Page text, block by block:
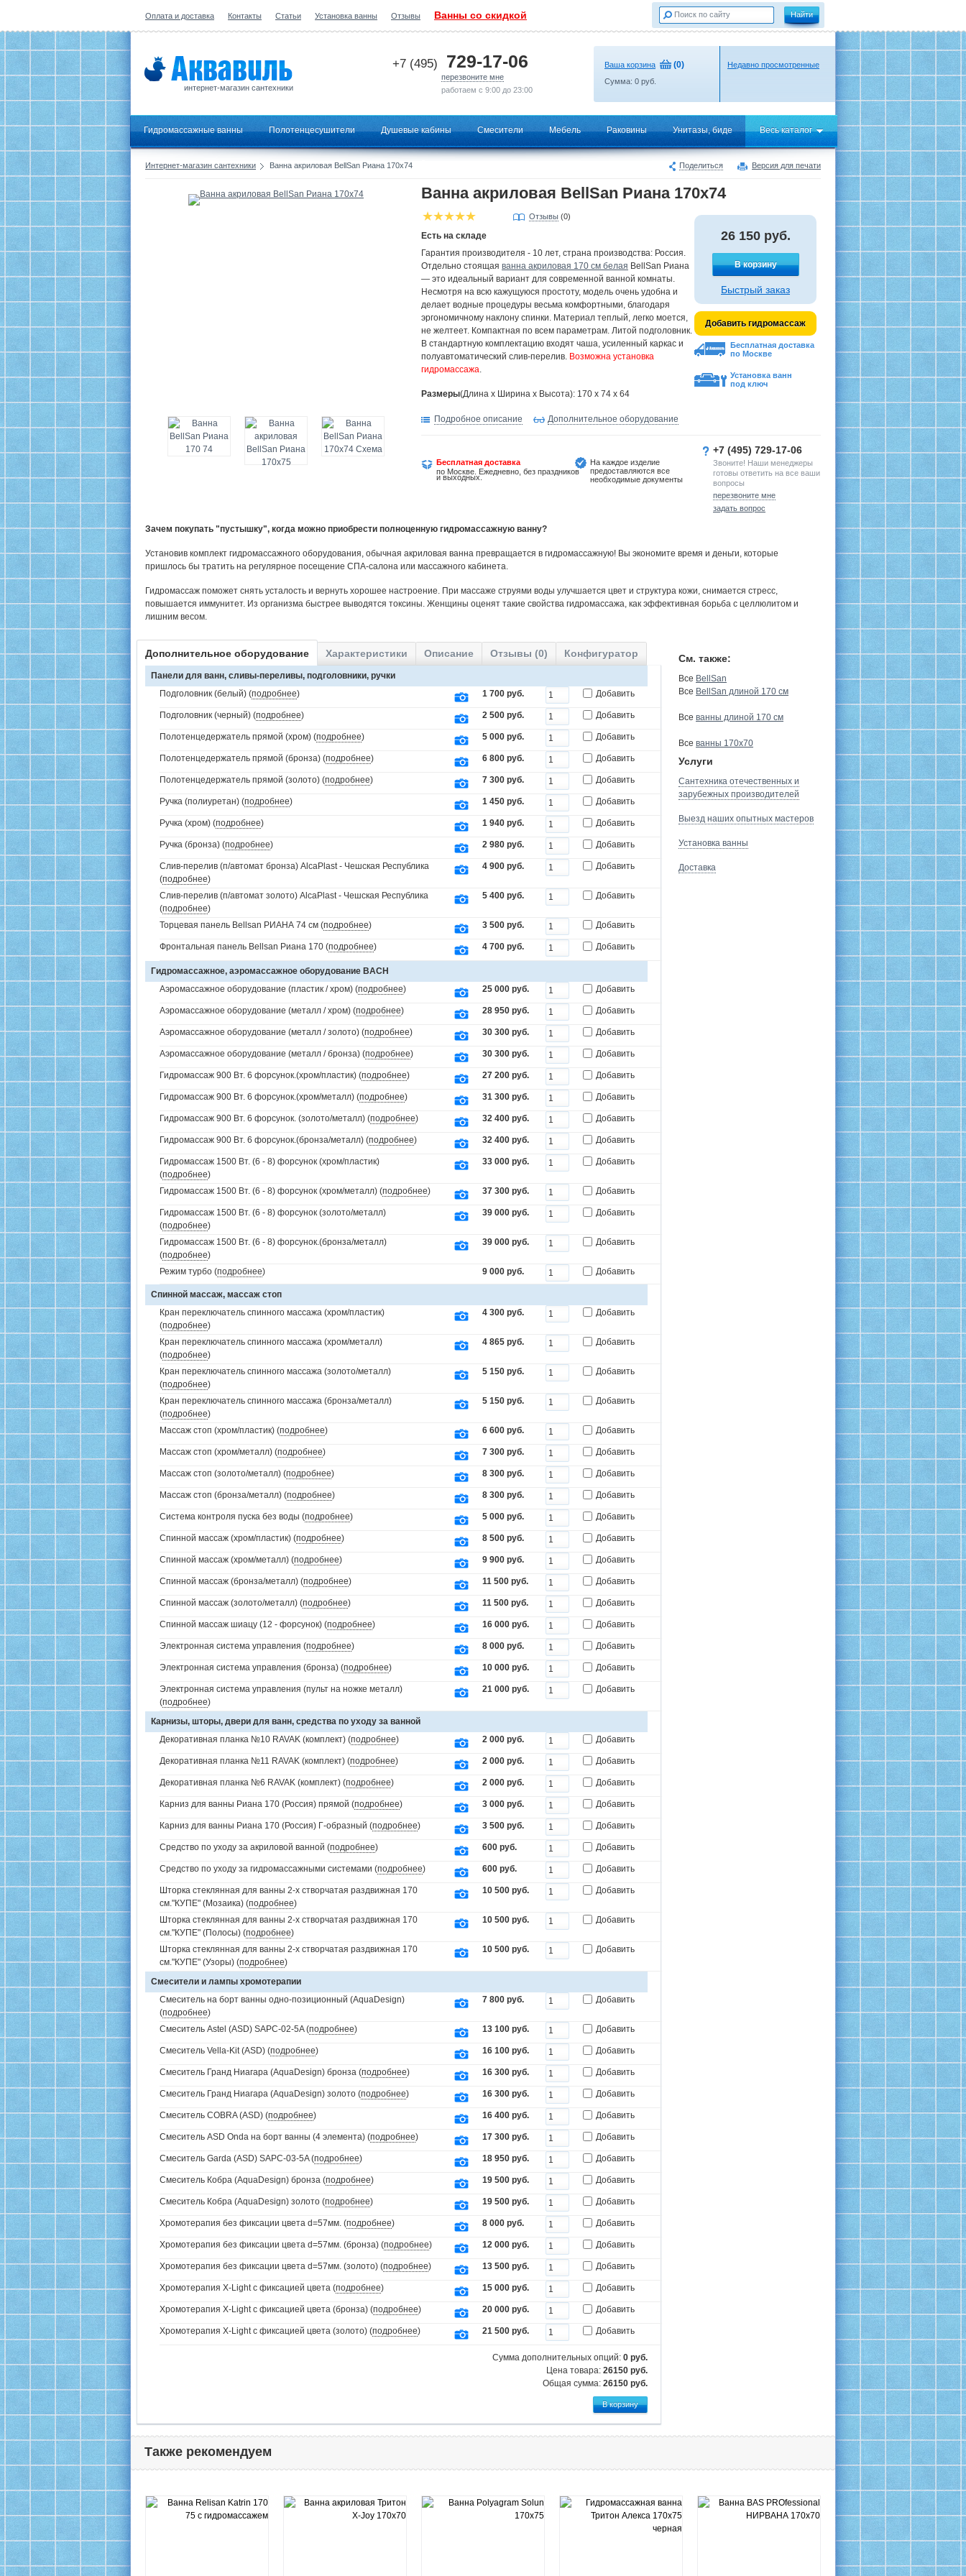
Оплата и доставка Контакты Статьи Установка ванны Отзывы Ванны со скидкой
интернет-магазин сантехники
+7 (495) 729-17-06
перезвоните мне
работаем с 9:00 до 23:00
Ваша корзина (0)
Сумма: 0 руб.
Недавно просмотренные
Гидромассажные ванны Полотенцесушители Душевые кабины Смесители Мебель Раковины Унитазы, биде Весь каталог
Поделиться Версия для печати
Интернет-магазин сантехники Ванна акриловая BellSan Риана 170х74
Ванна акриловая BellSan Риана 170х74
Отзывы (0)
Есть на складе
Гарантия производителя - 10 лет, страна производства: Россия.
Отдельно стоящая ванна акриловая 170 см белая BellSan Риана
— это идеальный вариант для современной ванной комнаты.
Несмотря на всю кажущуюся простоту, модель очень удобна и
делает водные процедуры весьма комфортными, благодаря
эргономичному наклону спинки. Материал теплый, легко моется,
не желтеет. Компактная по всем параметрам. Литой подголовник.
В стандартную комплектацию входят чаша, усиленный каркас и
полуавтоматический слив-перелив. Возможна установка
гидромассажа.
Размеры(Длина х Ширина х Высота): 170 x 74 x 64
26 150 руб.
В корзину
Быстрый заказ
Добавить гидромассаж
Бесплатная доставка
по Москве
Установка ванн
под ключ
Подробное описание Дополнительное оборудование
Бесплатная доставка
по Москве. Ежедневно, без праздников
и выходных.
На каждое изделие
предоставляются все
необходимые документы
+7 (495) 729-17-06
Звоните! Наши менеджеры
готовы ответить на все ваши
вопросы
перезвоните мне
задать вопрос
Зачем покупать "пустышку", когда можно приобрести полноценную гидромассажную ванну?
Установив комплект гидромассажного оборудования, обычная акриловая ванна превращается в гидромассажную! Вы экономите время и деньги, которые
пришлось бы тратить на регулярное посещение СПА-салона или массажного кабинета.
Гидромассаж поможет снять усталость и вернуть хорошее настроение. При массаже струями воды улучшается цвет и структура кожи, снимается стресс,
повышается иммунитет. Из организма быстрее выводятся токсины. Женщины оценят такие свойства гидромассажа, как эффективная борьба с целлюлитом и
лишним весом.
Дополнительное оборудование Характеристики Описание Отзывы (0) Конфигуратор
Панели для ванн, сливы-переливы, подголовники, ручки
Подголовник (белый) (подробнее) 1 700 руб. Добавить
Подголовник (черный) (подробнее) 2 500 руб. Добавить
Полотенцедержатель прямой (хром) (подробнее) 5 000 руб. Добавить
Полотенцедержатель прямой (бронза) (подробнее) 6 800 руб. Добавить
Полотенцедержатель прямой (золото) (подробнее) 7 300 руб. Добавить
Ручка (полиуретан) (подробнее) 1 450 руб. Добавить
Ручка (хром) (подробнее) 1 940 руб. Добавить
Ручка (бронза) (подробнее) 2 980 руб. Добавить
Слив-перелив (п/автомат бронза) AlcaPlast - Чешская Республика
(подробнее)
4 900 руб. Добавить
Слив-перелив (п/автомат золото) AlcaPlast - Чешская Республика
(подробнее)
5 400 руб. Добавить
Торцевая панель Bellsan РИАНА 74 см (подробнее) 3 500 руб. Добавить
Фронтальная панель Bellsan Риана 170 (подробнее) 4 700 руб. Добавить
Гидромассажное, аэромассажное оборудование BACH
Аэромассажное оборудование (пластик / хром) (подробнее) 25 000 руб. Добавить
Аэромассажное оборудование (металл / хром) (подробнее) 28 950 руб. Добавить
Аэромассажное оборудование (металл / золото) (подробнее) 30 300 руб. Добавить
Аэромассажное оборудование (металл / бронза) (подробнее) 30 300 руб. Добавить
Гидромассаж 900 Вт. 6 форсунок.(хром/пластик) (подробнее) 27 200 руб. Добавить
Гидромассаж 900 Вт. 6 форсунок.(хром/металл) (подробнее) 31 300 руб. Добавить
Гидромассаж 900 Вт. 6 форсунок. (золото/металл) (подробнее) 32 400 руб. Добавить
Гидромассаж 900 Вт. 6 форсунок.(бронза/металл) (подробнее) 32 400 руб. Добавить
Гидромассаж 1500 Вт. (6 - 8) форсунок (хром/пластик)
(подробнее)
33 000 руб. Добавить
Гидромассаж 1500 Вт. (6 - 8) форсунок (хром/металл) (подробнее) 37 300 руб. Добавить
Гидромассаж 1500 Вт. (6 - 8) форсунок (золото/металл)
(подробнее)
39 000 руб. Добавить
Гидромассаж 1500 Вт. (6 - 8) форсунок.(бронза/металл)
(подробнее)
39 000 руб. Добавить
Режим турбо (подробнее) 9 000 руб. Добавить
Спинной массаж, массаж стоп
Кран переключатель спинного массажа (хром/пластик)
(подробнее)
4 300 руб. Добавить
Кран переключатель спинного массажа (хром/металл)
(подробнее)
4 865 руб. Добавить
Кран переключатель спинного массажа (золото/металл)
(подробнее)
5 150 руб. Добавить
Кран переключатель спинного массажа (бронза/металл)
(подробнее)
5 150 руб. Добавить
Массаж стоп (хром/пластик) (подробнее) 6 600 руб. Добавить
Массаж стоп (хром/металл) (подробнее) 7 300 руб. Добавить
Массаж стоп (золото/металл) (подробнее) 8 300 руб. Добавить
Массаж стоп (бронза/металл) (подробнее) 8 300 руб. Добавить
Система контроля пуска без воды (подробнее) 5 000 руб. Добавить
Спинной массаж (хром/пластик) (подробнее) 8 500 руб. Добавить
Спинной массаж (хром/металл) (подробнее) 9 900 руб. Добавить
Спинной массаж (бронза/металл) (подробнее) 11 500 руб. Добавить
Спинной массаж (золото/металл) (подробнее) 11 500 руб. Добавить
Спинной массаж шиацу (12 - форсунок) (подробнее) 16 000 руб. Добавить
Электронная система управления (подробнее) 8 000 руб. Добавить
Электронная система управления (бронза) (подробнее) 10 000 руб. Добавить
Электронная система управления (пульт на ножке металл)
(подробнее)
21 000 руб. Добавить
Карнизы, шторы, двери для ванн, средства по уходу за ванной
Декоративная планка №10 RAVAK (комплект) (подробнее) 2 000 руб. Добавить
Декоративная планка №11 RAVAK (комплект) (подробнее) 2 000 руб. Добавить
Декоративная планка №6 RAVAK (комплект) (подробнее) 2 000 руб. Добавить
Карниз для ванны Риана 170 (Россия) прямой (подробнее) 3 000 руб. Добавить
Карниз для ванны Риана 170 (Россия) Г-образный (подробнее) 3 500 руб. Добавить
Средство по уходу за акриловой ванной (подробнее) 600 руб. Добавить
Средство по уходу за гидромассажными системами (подробнее) 600 руб. Добавить
Шторка стеклянная для ванны 2-х створчатая раздвижная 170
см."КУПЕ" (Мозаика) (подробнее)
10 500 руб. Добавить
Шторка стеклянная для ванны 2-х створчатая раздвижная 170
см."КУПЕ" (Полосы) (подробнее)
10 500 руб. Добавить
Шторка стеклянная для ванны 2-х створчатая раздвижная 170
см."КУПЕ" (Узоры) (подробнее)
10 500 руб. Добавить
Смесители и лампы хромотерапии
Смеситель на борт ванны одно-позиционный (AquaDesign)
(подробнее)
7 800 руб. Добавить
Смеситель Astel (ASD) SAPC-02-5A (подробнее) 13 100 руб. Добавить
Смеситель Vella-Kit (ASD) (подробнее) 16 100 руб. Добавить
Смеситель Гранд Ниагара (AquaDesign) бронза (подробнее) 16 300 руб. Добавить
Смеситель Гранд Ниагара (AquaDesign) золото (подробнее) 16 300 руб. Добавить
Смеситель COBRA (ASD) (подробнее) 16 400 руб. Добавить
Смеситель ASD Onda на борт ванны (4 элемента) (подробнее) 17 300 руб. Добавить
Смеситель Garda (ASD) SAPC-03-5A (подробнее) 18 950 руб. Добавить
Смеситель Кобра (AquaDesign) бронза (подробнее) 19 500 руб. Добавить
Смеситель Кобра (AquaDesign) золото (подробнее) 19 500 руб. Добавить
Хромотерапия без фиксации цвета d=57мм. (подробнее) 8 000 руб. Добавить
Хромотерапия без фиксации цвета d=57мм. (бронза) (подробнее) 12 000 руб. Добавить
Хромотерапия без фиксации цвета d=57мм. (золото) (подробнее) 13 500 руб. Добавить
Хромотерапия X-Light с фиксацией цвета (подробнее) 15 000 руб. Добавить
Хромотерапия X-Light с фиксацией цвета (бронза) (подробнее) 20 000 руб. Добавить
Хромотерапия X-Light с фиксацией цвета (золото) (подробнее) 21 500 руб. Добавить
Сумма дополнительных опций: 0 руб.
Цена товара: 26150 руб.
Общая сумма: 26150 руб.
См. также:
Все BellSan
Все BellSan длиной 170 см
Все ванны длиной 170 см
Все ванны 170х70
Услуги
Сантехника отечественных и
зарубежных производителей
Выезд наших опытных мастеров
Установка ванны
Доставка
Также рекомендуем